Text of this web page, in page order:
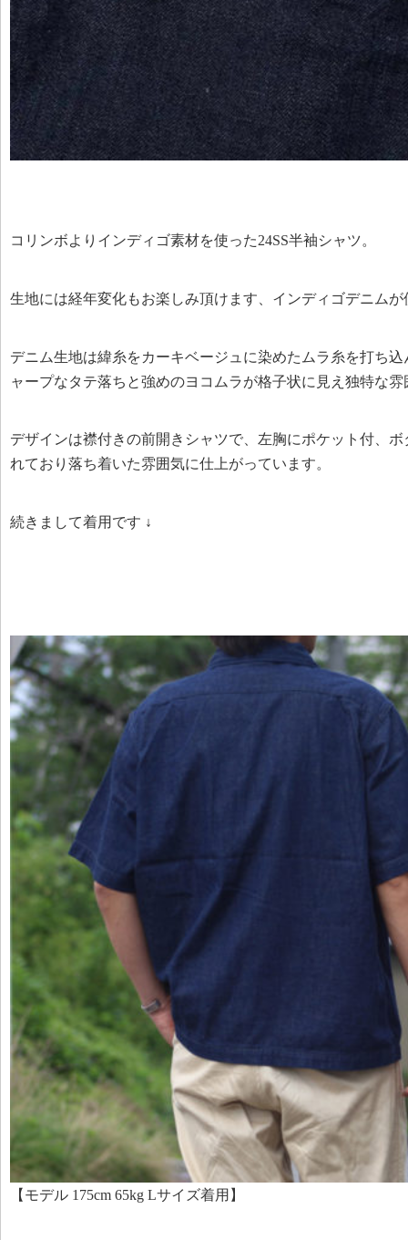
コリンボよりインディゴ素材を使った24SS半袖シャツ。
生地には経年変化もお楽しみ頂けます、インディゴデニム
デニム生地は緯糸をカーキベージュに染めたムラ糸を打ち
ャープなタテ落ちと強めのヨコムラが格子状に見え独特な
デザインは襟付きの前開きシャツで、左胸にポケット付、
れており落ち着いた雰囲気に仕上がっています。
続きまして着用です ↓
【モデル 175cm 65kg Lサイズ着用】